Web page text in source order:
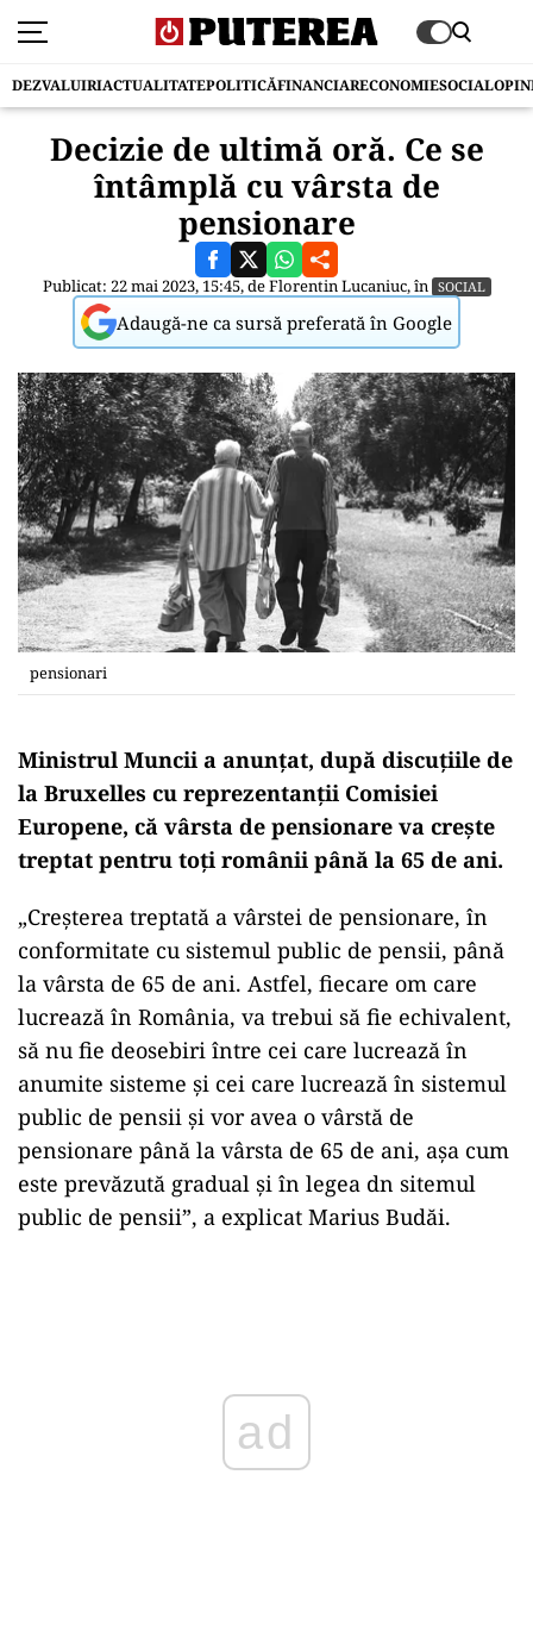
DEZVALUIRIACTUALITATEPOLITICĂFINANCIARECONOMIESOCIAL
Decizie de ultimă oră. Ce se
întâmplă cu vârsta de
pensionare
Publicat: 22 mai 2023, 15:45, deFlorentin Lucaniuc, în SOCIAL
Adaugă-ne ca sursă preferată în Google
pensionari
Ministrul Muncii a anunțat, după discuțiile de
la Bruxelles cu reprezentanții Comisiei
Europene, că vârsta de pensionare va crește
treptat pentru toți românii până la 65 de ani.
„Creșterea treptată a vârstei de pensionare, în
conformitate cu sistemul public de pensii, până
la vârsta de 65 de ani. Astfel, fiecare om care
lucrează în România, va trebui să fie echivalent,
să nu fie deosebiri între cei care lucrează în
anumite sisteme și cei care lucrează în sistemul
public de pensii și vor avea o vârstă de
pensionare până la vârsta de 65 de ani, așa cum
este prevăzută gradual și în legea dn sitemul
public de pensii”, a explicat Marius Budăi.